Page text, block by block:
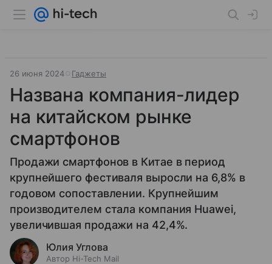
26 июня 2024 Гаджеты
Названа компания-лидер
на китайском рынке
смартфонов
Продажи смартфонов в Китае в период
крупнейшего фестиваля выросли на 6,8% в
годовом сопоставлении. Крупнейшим
производителем стала компания Huawei,
увеличившая продажи на 42,4%.
Юлия Углова
Автор Hi-Tech Mail